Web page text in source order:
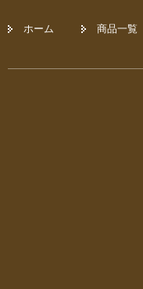
ホーム 商品一覧